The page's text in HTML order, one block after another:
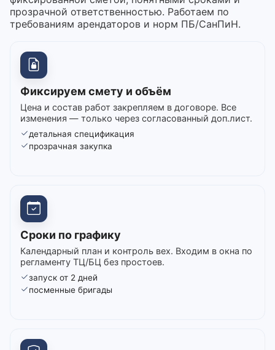
прозрачной ответственностью. Работаем по
требованиям арендаторов и норм ПБ/СанПиН.
Фиксируем смету и объём
Цена и состав работ закрепляем в договоре. Все
изменения — только через согласованный доп.лист.
детальная спецификация
прозрачная закупка
Сроки по графику
Календарный план и контроль вех. Входим в окна по
регламенту ТЦ/БЦ без простоев.
запуск от 2 дней
посменные бригады